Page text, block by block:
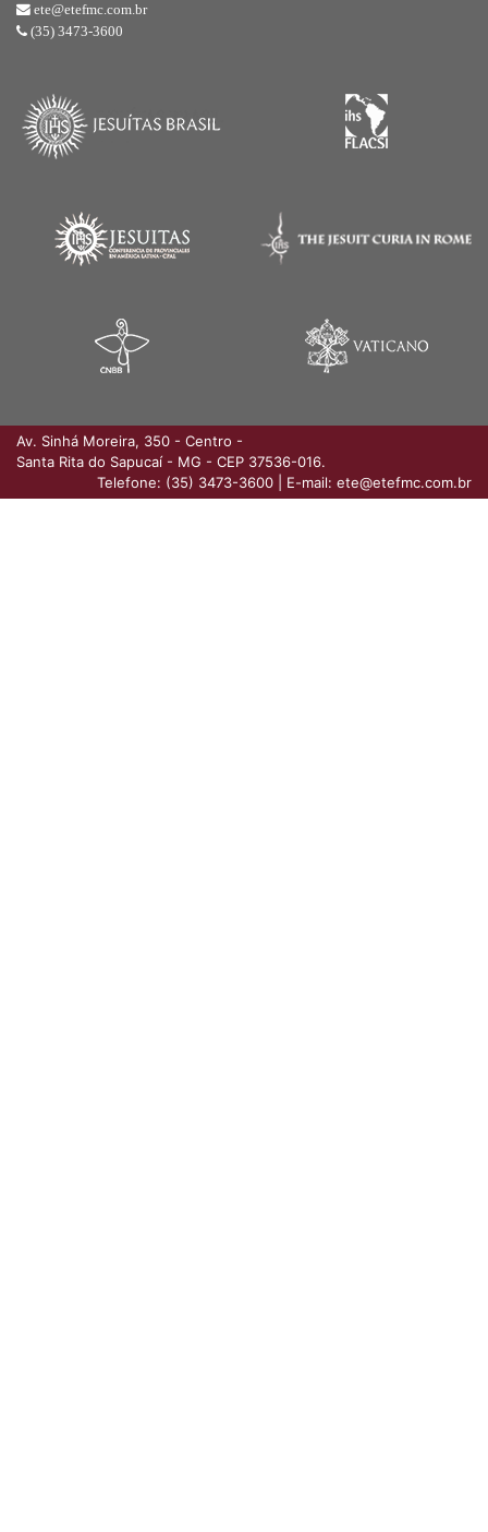
ete@etefmc.com.br
(35) 3473-3600
Av. Sinhá Moreira, 350 - Centro -
Santa Rita do Sapucaí - MG - CEP 37536-016.
Telefone: (35) 3473-3600
E-mail: ete@etefmc.com.br